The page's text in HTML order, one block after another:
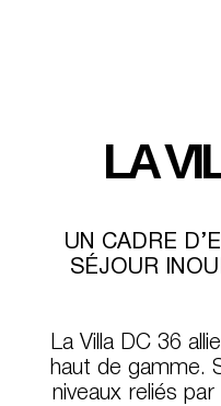
LA
UN CADRE
SÉJOUR
La Villa DC 36
haut de gamme.
niveaux reliés